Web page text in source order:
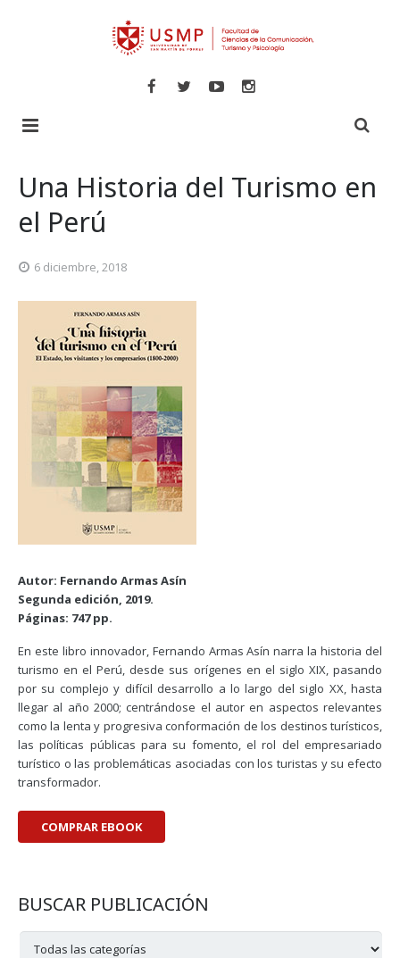
Libros
Psicología
Veritas
Una Historia del Turismo en
el Perú
6 diciembre, 2018
Autor: Fernando Armas Asín
Segunda edición, 2019.
Páginas: 747 pp.
En este libro innovador, Fernando Armas Asín narra la historia del
turismo en el Perú, desde sus orígenes en el siglo XIX, pasando
por su complejo y difícil desarrollo a lo largo del siglo XX, hasta
llegar al año 2000; centrándose el autor en aspectos relevantes
como la lenta y progresiva conformación de los destinos turísticos,
las políticas públicas para su fomento, el rol del empresariado
turístico o las problemáticas asociadas con los turistas y su efecto
transformador.
COMPRAR EBOOK
BUSCAR PUBLICACIÓN